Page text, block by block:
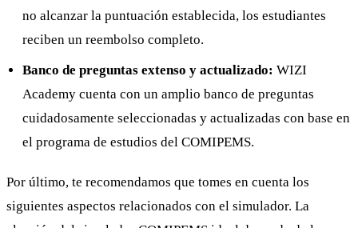
no alcanzar la puntuación establecida, los estudiantes
reciben un reembolso completo.
Banco de preguntas extenso y actualizado: WIZI
Academy cuenta con un amplio banco de preguntas
cuidadosamente seleccionadas y actualizadas con base en
el programa de estudios del COMIPEMS.
Por último, te recomendamos que tomes en cuenta los
siguientes aspectos relacionados con el simulador. La